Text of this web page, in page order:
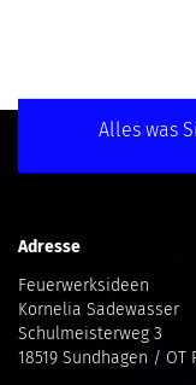
Alles was
Adresse
Feuerwerksideen
Kornelia Sadewasser
Schulmeisterweg 3
18519 Sundhagen / OT